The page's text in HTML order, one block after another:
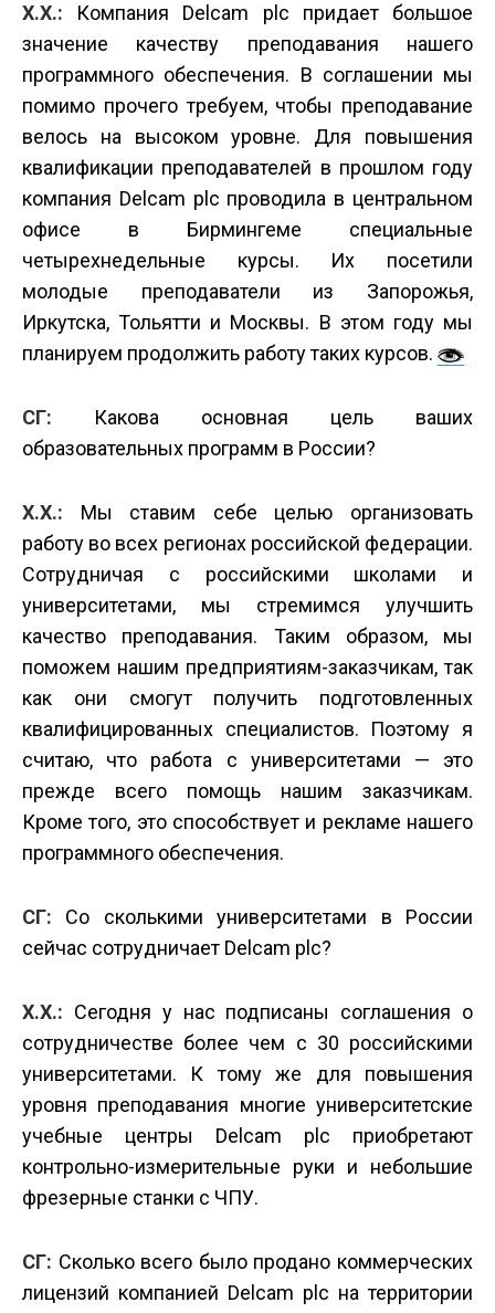
Х.Х.: Компания Delcam plc придает большое
значение качеству преподавания нашего
программного обеспечения. В соглашении мы
помимо прочего требуем, чтобы преподавание
велось на высоком уровне. Для повышения
квалификации преподавателей в прошлом году
компания Delcam plc проводила в центральном
офисе в Бирмингеме специальные
четырехнедельные курсы. Их посетили
молодые преподаватели из Запорожья,
Иркутска, Тольятти и Москвы. В этом году мы
планируем продолжить работу таких курсов.
СГ: Какова основная цель ваших
образовательных программ в России?
Х.Х.: Мы ставим себе целью организовать
работу во всех регионах российской федерации.
Сотрудничая с российскими школами и
университетами, мы стремимся улучшить
качество преподавания. Таким образом, мы
поможем нашим предприятиям-заказчикам, так
как они смогут получить подготовленных
квалифицированных специалистов. Поэтому я
считаю, что работа с университетами — это
прежде всего помощь нашим заказчикам.
Кроме того, это способствует и рекламе нашего
программного обеспечения.
СГ: Со сколькими университетами в России
сейчас сотрудничает Delcam plc?
Х.Х.: Сегодня у нас подписаны соглашения о
сотрудничестве более чем с 30 российскими
университетами. К тому же для повышения
уровня преподавания многие университетские
учебные центры Delcam plc приобретают
контрольно-измерительные руки и небольшие
фрезерные станки с ЧПУ.
СГ: Сколько всего было продано коммерческих
лицензий компанией Delcam plc на территории